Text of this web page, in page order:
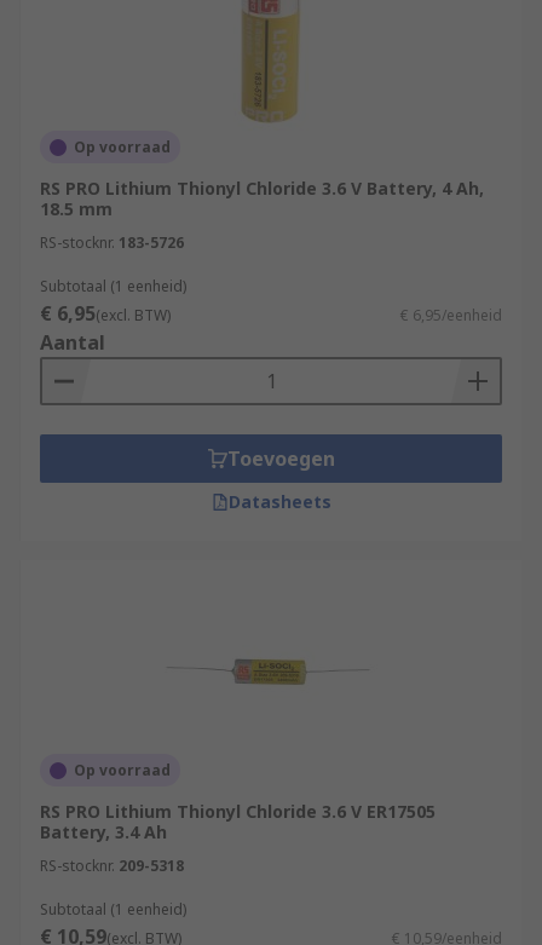
Op voorraad
RS PRO Lithium Thionyl Chloride 3.6 V Battery, 4 Ah,
18.5 mm
RS-stocknr. 183-5726
Subtotaal (1 eenheid)
€ 6,95(excl. BTW) € 6,95/eenheid
Aantal
Toevoegen
Datasheets
Op voorraad
RS PRO Lithium Thionyl Chloride 3.6 V ER17505
Battery, 3.4 Ah
RS-stocknr. 209-5318
Subtotaal (1 eenheid)
€ 10,59(excl. BTW) € 10,59/eenheid